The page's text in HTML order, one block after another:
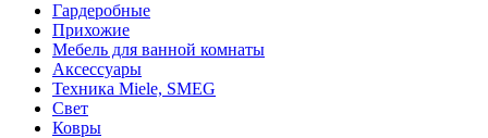
Гардеробные
Прихожие
Мебель для ванной комнаты
Аксессуары
Техника Miele, SMEG
Свет
Ковры